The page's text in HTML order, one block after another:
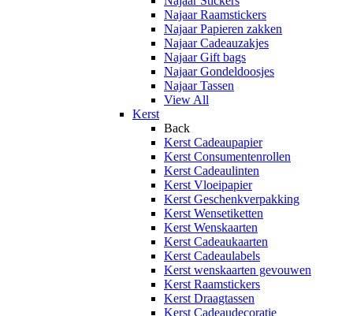
Najaar Raamstickers
Najaar Papieren zakken
Najaar Cadeauzakjes
Najaar Gift bags
Najaar Gondeldoosjes
Najaar Tassen
View All
Kerst
Back
Kerst Cadeaupapier
Kerst Consumentenrollen
Kerst Cadeaulinten
Kerst Vloeipapier
Kerst Geschenkverpakking
Kerst Wensetiketten
Kerst Wenskaarten
Kerst Cadeaukaarten
Kerst Cadeaulabels
Kerst wenskaarten gevouwen
Kerst Raamstickers
Kerst Draagtassen
Kerst Cadeaudecoratie